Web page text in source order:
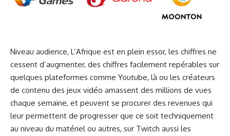
Niveau audience, L’Afrique est en plein essor, les chiffres ne
cessent d’augmenter, des chiffres facilement repérables sur
quelques plateformes comme Youtube, là ou les créateurs
de contenu des jeux vidéo amassent des millions de vues
chaque semaine, et peuvent se procurer des revenues qui
leur permettent de progresser que ce soit techniquement
au niveau du matériel ou autres, sur Twitch aussi les